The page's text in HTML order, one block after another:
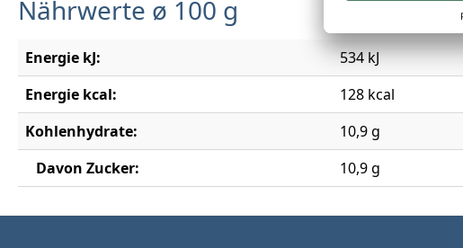
Nährwerte ø 100 g
Energie kJ:
534 kJ
Energie kcal:
128 kcal
Kohlenhydrate:
10,9 g
Davon Zucker:
10,9 g